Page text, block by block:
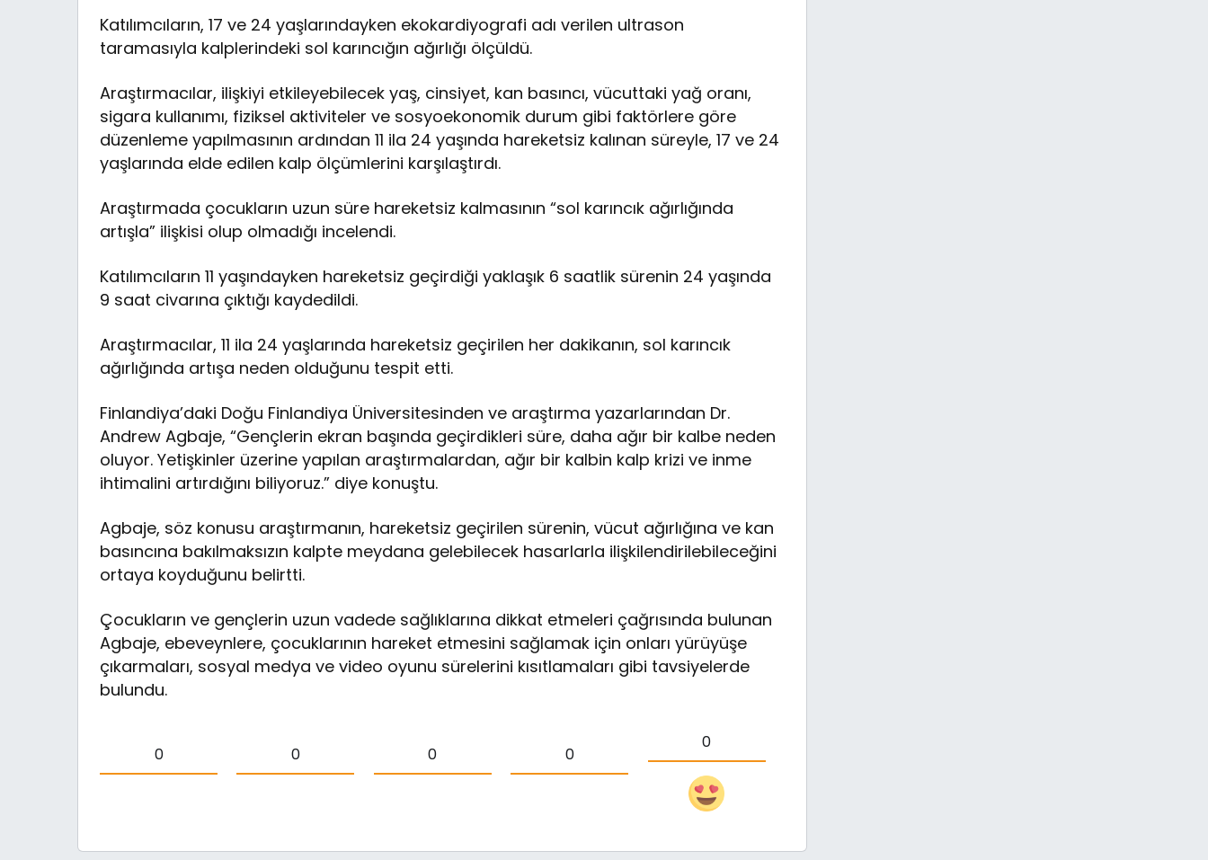
Katılımcıların, 17 ve 24 yaşlarındayken ekokardiyografi adı verilen ultrason
taramasıyla kalplerindeki sol karıncığın ağırlığı ölçüldü.
Araştırmacılar, ilişkiyi etkileyebilecek yaş, cinsiyet, kan basıncı, vücuttaki yağ oranı,
sigara kullanımı, fiziksel aktiviteler ve sosyoekonomik durum gibi faktörlere göre
düzenleme yapılmasının ardından 11 ila 24 yaşında hareketsiz kalınan süreyle, 17 ve 24
yaşlarında elde edilen kalp ölçümlerini karşılaştırdı.
Araştırmada çocukların uzun süre hareketsiz kalmasının “sol karıncık ağırlığında
artışla” ilişkisi olup olmadığı incelendi.
Katılımcıların 11 yaşındayken hareketsiz geçirdiği yaklaşık 6 saatlik sürenin 24 yaşında
9 saat civarına çıktığı kaydedildi.
Araştırmacılar, 11 ila 24 yaşlarında hareketsiz geçirilen her dakikanın, sol karıncık
ağırlığında artışa neden olduğunu tespit etti.
Finlandiya’daki Doğu Finlandiya Üniversitesinden ve araştırma yazarlarından Dr.
Andrew Agbaje, “Gençlerin ekran başında geçirdikleri süre, daha ağır bir kalbe neden
oluyor. Yetişkinler üzerine yapılan araştırmalardan, ağır bir kalbin kalp krizi ve inme
ihtimalini artırdığını biliyoruz.” diye konuştu.
Agbaje, söz konusu araştırmanın, hareketsiz geçirilen sürenin, vücut ağırlığına ve kan
basıncına bakılmaksızın kalpte meydana gelebilecek hasarlarla ilişkilendirilebileceğini
ortaya koyduğunu belirtti.
Çocukların ve gençlerin uzun vadede sağlıklarına dikkat etmeleri çağrısında bulunan
Agbaje, ebeveynlere, çocuklarının hareket etmesini sağlamak için onları yürüyüşe
çıkarmaları, sosyal medya ve video oyunu sürelerini kısıtlamaları gibi tavsiyelerde
bulundu.
0 0 0 0
0